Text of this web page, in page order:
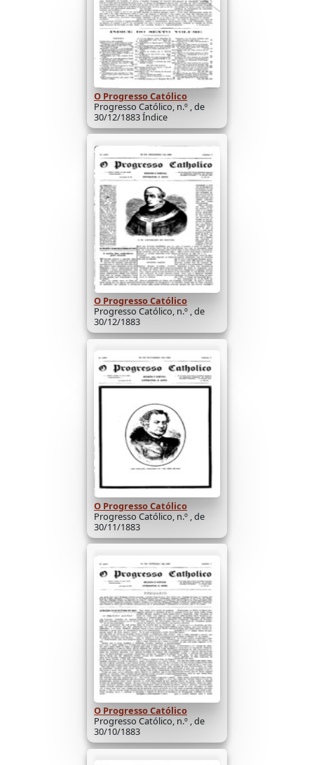
O Progresso Católico
Progresso Católico, n.º , de
30/12/1883 Índice
O Progresso Católico
Progresso Católico, n.º , de
30/12/1883
O Progresso Católico
Progresso Católico, n.º , de
30/11/1883
O Progresso Católico
Progresso Católico, n.º , de
30/10/1883